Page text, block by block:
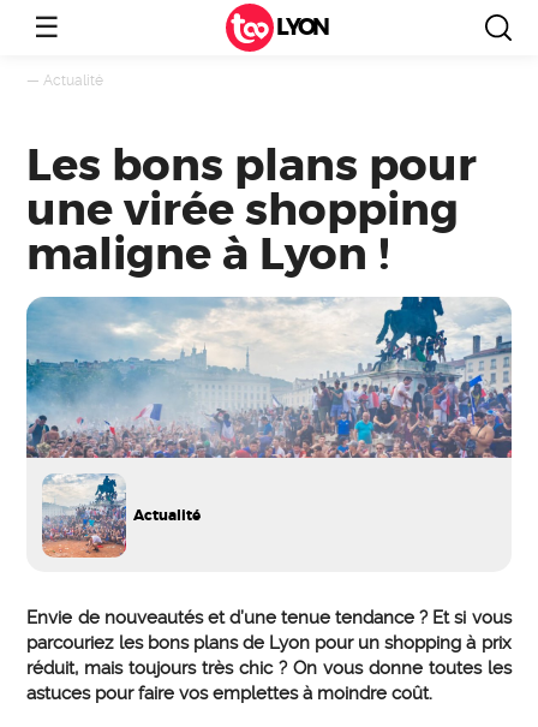
☰ LYON
— Actualité
Les bons plans pour
une virée shopping
maligne à Lyon !
Actualité
Envie de nouveautés et d’une tenue tendance ? Et si vous
parcouriez les bons plans de Lyon pour un shopping à prix
réduit, mais toujours très chic ? On vous donne toutes les
astuces pour faire vos emplettes à moindre coût.